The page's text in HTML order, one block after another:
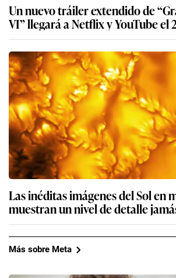
Un nuevo tráiler extendido de
VI” llegará a Netflix y YouTube el
Las inéditas imágenes del Sol en
muestran un nivel de detalle
Más sobre Meta